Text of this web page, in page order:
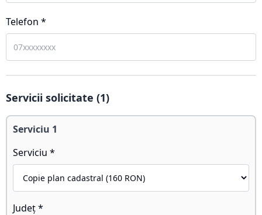
Telefon *
Servicii solicitate (1)
Serviciu 1
Serviciu *
Județ *